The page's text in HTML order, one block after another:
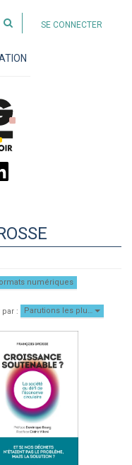
SE CONNECTER
numériques
: Parutions les plu…